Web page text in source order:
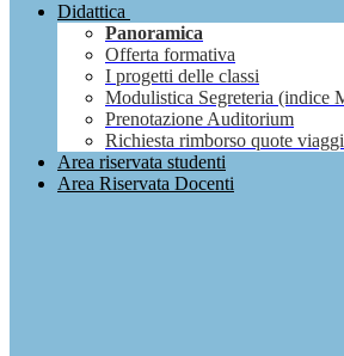
Didattica
Panoramica
Offerta formativa
I progetti delle classi
Modulistica Segreteria (indice
Prenotazione Auditorium
Richiesta rimborso quote
Area riservata studenti
Area Riservata Docenti